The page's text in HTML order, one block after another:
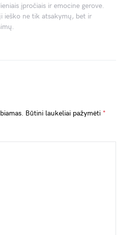
įpročiais ir emocine gerove.
ieško ne tik atsakymų, bet ir
Būtini laukeliai pažymėti *